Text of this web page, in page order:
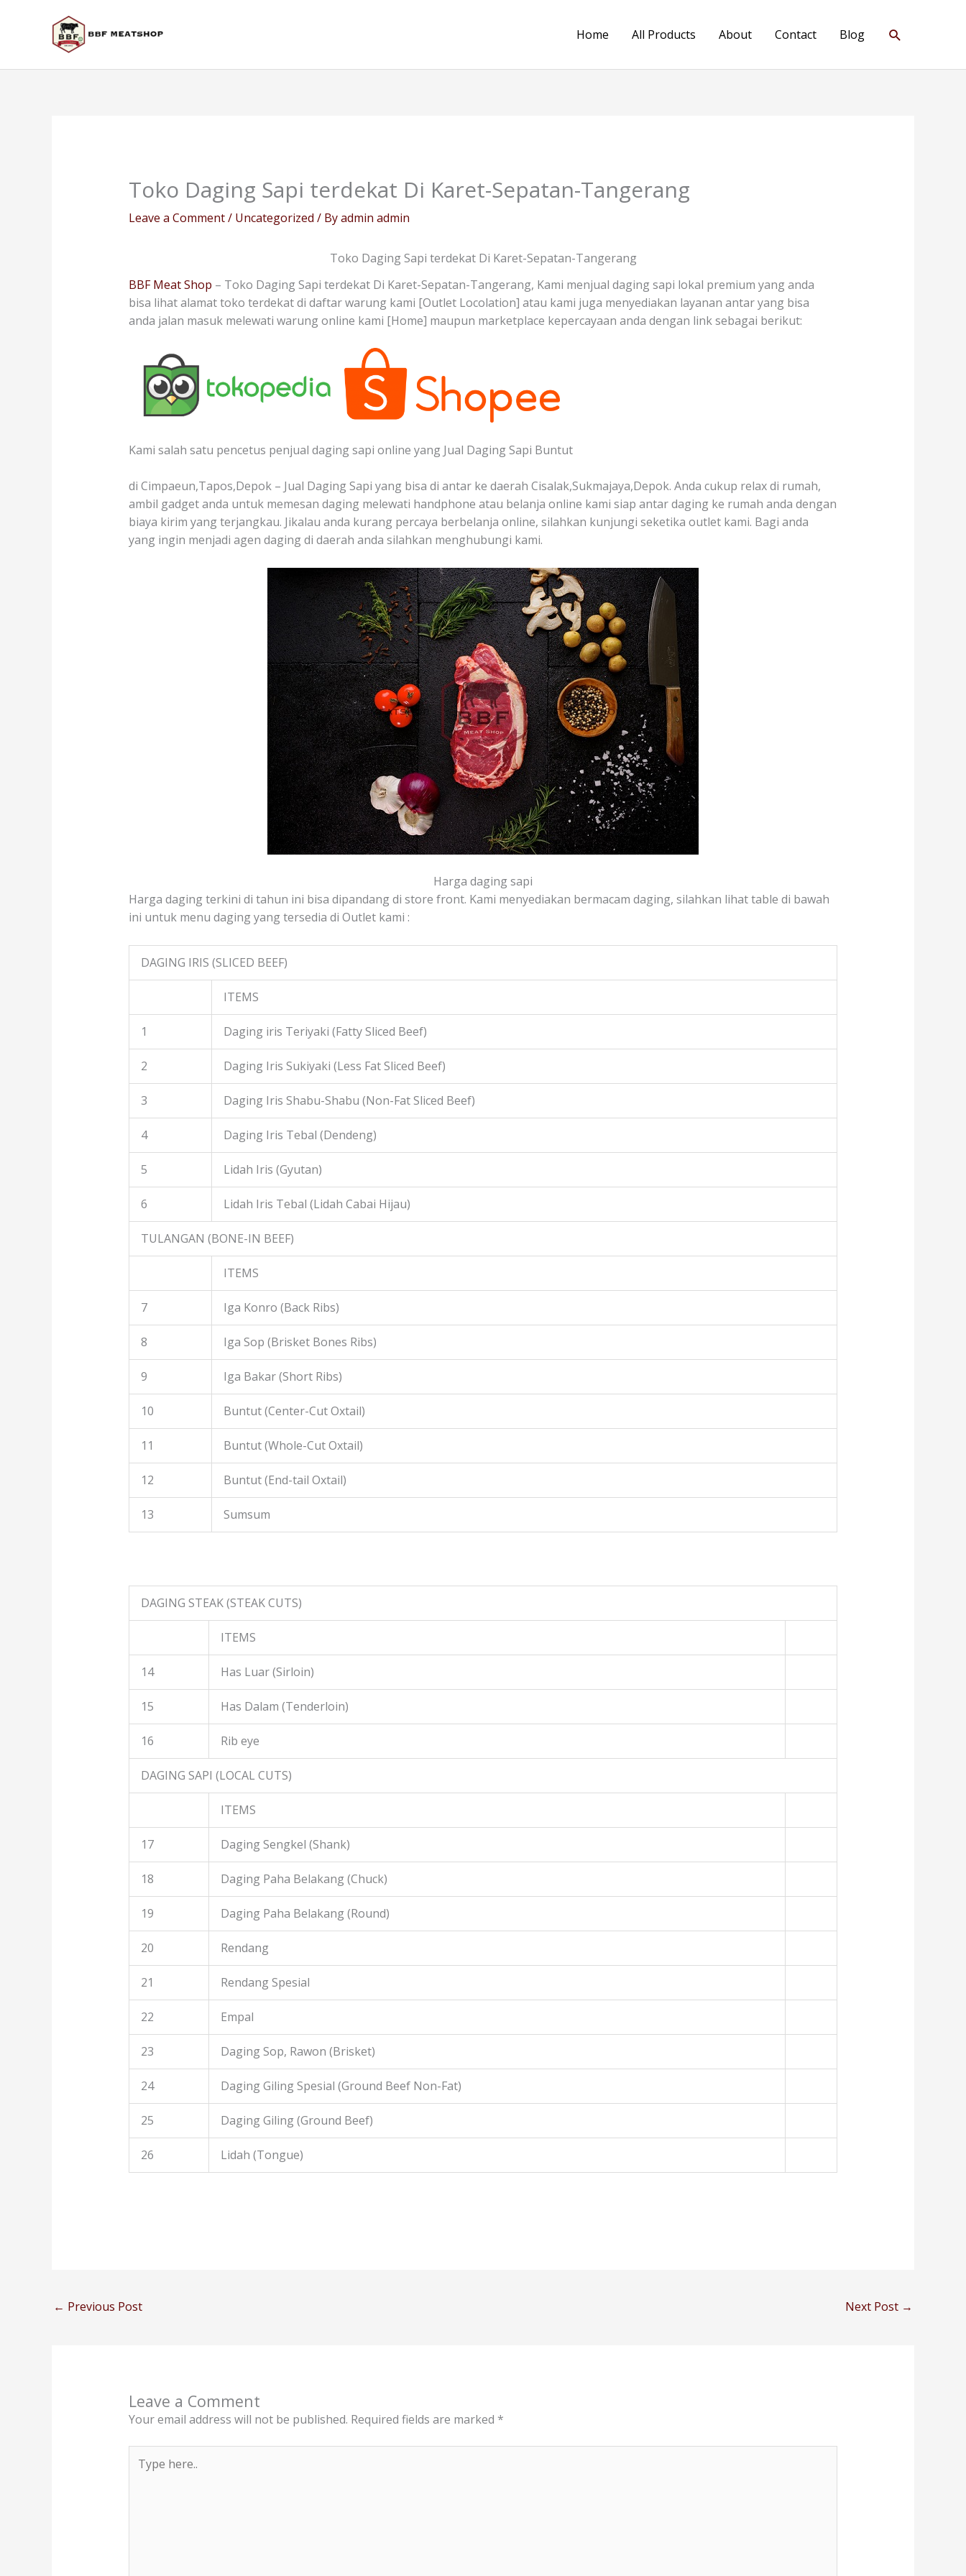
Home All Products About Contact Blog Search
Toko Daging Sapi terdekat Di Karet-Sepatan-Tangerang
Leave a Comment/ Uncategorized / Byadmin admin
Toko Daging Sapi terdekat Di Karet-Sepatan-Tangerang
BBF Meat Shop – Toko Daging Sapi terdekat Di Karet-Sepatan-Tangerang, Kami menjual daging sapi lokal premium yang anda
bisa lihat alamat toko terdekat di daftar warung kami [Outlet Locolation] atau kami juga menyediakan layanan antar yang bisa
anda jalan masuk melewati warung online kami [Home] maupun marketplace kepercayaan anda dengan link sebagai berikut:
Kami salah satu pencetus penjual daging sapi online yang Jual Daging Sapi Buntut
di Cimpaeun,Tapos,Depok – Jual Daging Sapi yang bisa di antar ke daerah Cisalak,Sukmajaya,Depok. Anda cukup relax di rumah,
ambil gadget anda untuk memesan daging melewati handphone atau belanja online kami siap antar daging ke rumah anda dengan
biaya kirim yang terjangkau. Jikalau anda kurang percaya berbelanja online, silahkan kunjungi seketika outlet kami. Bagi anda
yang ingin menjadi agen daging di daerah anda silahkan menghubungi kami.
Harga daging sapi
Harga daging terkini di tahun ini bisa dipandang di store front. Kami menyediakan bermacam daging, silahkan lihat table di bawah
ini untuk menu daging yang tersedia di Outlet kami :
DAGING IRIS (SLICED BEEF)
ITEMS
1 Daging iris Teriyaki (Fatty Sliced Beef)
2 Daging Iris Sukiyaki (Less Fat Sliced Beef)
3 Daging Iris Shabu-Shabu (Non-Fat Sliced Beef)
4 Daging Iris Tebal (Dendeng)
5 Lidah Iris (Gyutan)
6 Lidah Iris Tebal (Lidah Cabai Hijau)
TULANGAN (BONE-IN BEEF)
ITEMS
7 Iga Konro (Back Ribs)
8 Iga Sop (Brisket Bones Ribs)
9 Iga Bakar (Short Ribs)
10 Buntut (Center-Cut Oxtail)
11 Buntut (Whole-Cut Oxtail)
12 Buntut (End-tail Oxtail)
13 Sumsum
DAGING STEAK (STEAK CUTS)
ITEMS
14 Has Luar (Sirloin)
15 Has Dalam (Tenderloin)
16 Rib eye
DAGING SAPI (LOCAL CUTS)
ITEMS
17 Daging Sengkel (Shank)
18 Daging Paha Belakang (Chuck)
19 Daging Paha Belakang (Round)
20 Rendang
21 Rendang Spesial
22 Empal
23 Daging Sop, Rawon (Brisket)
24 Daging Giling Spesial (Ground Beef Non-Fat)
25 Daging Giling (Ground Beef)
26 Lidah (Tongue)
← Previous Post Next Post →
Leave a Comment
Your email address will not be published. Required fields are marked *
here..